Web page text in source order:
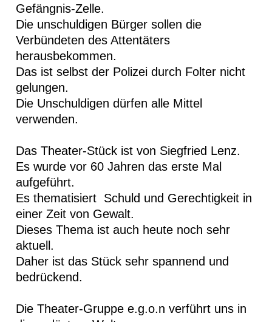
Gefängnis-Zelle.
Die unschuldigen Bürger sollen die
Verbündeten des Attentäters
herausbekommen.
Das ist selbst der Polizei durch Folter nicht
gelungen.
Die Unschuldigen dürfen alle Mittel
verwenden.
Das Theater-Stück ist von Siegfried Lenz.
Es wurde vor 60 Jahren das erste Mal
aufgeführt.
Es thematisiert Schuld und Gerechtigkeit in
einer Zeit von Gewalt.
Dieses Thema ist auch heute noch sehr
aktuell.
Daher ist das Stück sehr spannend und
bedrückend.
Die Theater-Gruppe e.g.o.n verführt uns in